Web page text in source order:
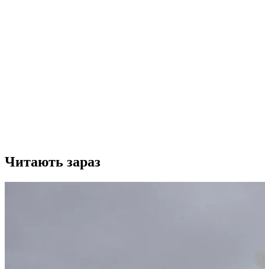
Читають зараз